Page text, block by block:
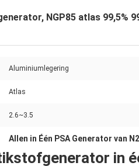
NGP85 atlas 99,5%
Aluminiumlegering
Atlas
2.6~3.5
Allen in Één PSA Generator van N2
in